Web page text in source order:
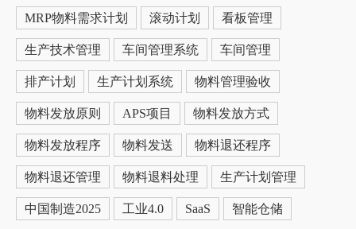
MRP物料需求计划 滚动计划 看板管理
生产技术管理 车间管理系统 车间管理
排产计划 生产计划系统 物料管理验收
物料发放原则 APS项目 物料发放方式
物料发放程序 物料发送 物料退还程序
物料退还管理 物料退料处理 生产计划管理
中国制造2025 工业4.0 SaaS 智能仓储